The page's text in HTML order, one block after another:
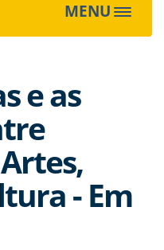
MENU
Toggle
e as
- Em